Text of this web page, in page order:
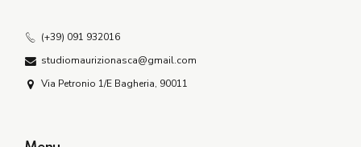
(+39) 091 932016
studiomaurizionasca@gmail.com
Via Petronio 1/E Bagheria, 90011